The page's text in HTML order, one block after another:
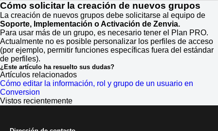
Cómo solicitar la creación de nuevos grupos
La creación de nuevos grupos debe solicitarse al equipo de
Soporte, Implementación o Activación de Zenvia.
Para usar más de un grupo, es necesario tener el Plan PRO.
Actualmente no es posible personalizar los perfiles de acceso
(por ejemplo, permitir funciones específicas fuera del estándar
de perfiles).
¿Este artículo ha resuelto sus dudas?
Artículos relacionados
Cómo editar la información, rol y grupo de un usuario en
Conversion
Vistos recientemente